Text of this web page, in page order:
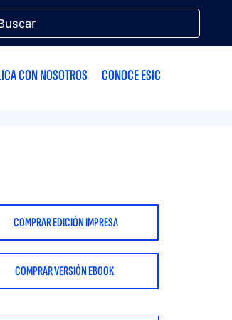
CON NOSOTROS CONOCE ESIC
COMPRAR EDICIÓN IMPRESA
COMPRAR VERSIÓN EBOOK